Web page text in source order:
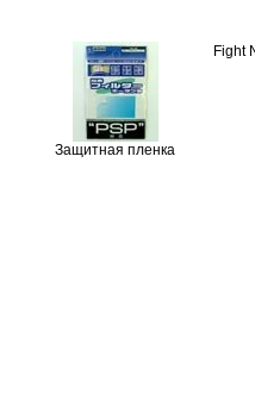
Защитная пленка
Fight